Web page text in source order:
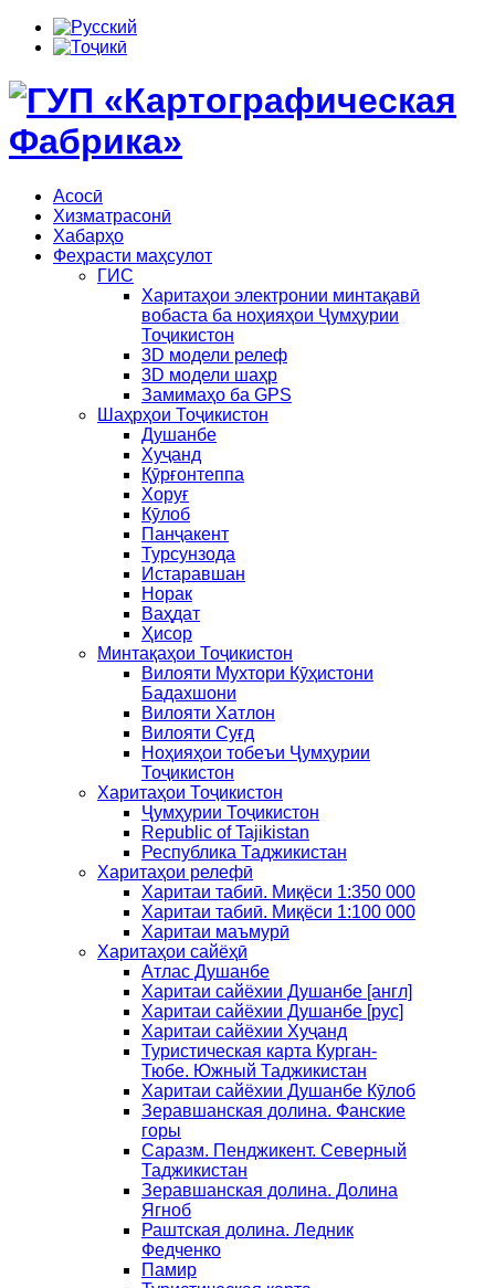
Асосӣ
Хизматрасонӣ
Хабарҳо
Феҳрасти маҳсулот
ГИС
Харитаҳои электронии минтақавӣ
вобаста ба ноҳияҳои Ҷумҳурии
Тоҷикистон
3D модели релеф
3D модели шаҳр
Замимаҳо ба GPS
Шаҳрҳои Тоҷикистон
Душанбе
Хуҷанд
Қӯрғонтеппа
Хоруғ
Кӯлоб
Панҷакент
Турсунзода
Истаравшан
Норак
Ваҳдат
Ҳисор
Минтақаҳои Тоҷикистон
Вилояти Мухтори Кӯҳистони
Бадахшони
Вилояти Хатлон
Вилояти Суғд
Ноҳияҳои тобеъи Ҷумҳурии
Тоҷикистон
Харитаҳои Тоҷикистон
Ҷумҳурии Тоҷикистон
Republic of Tajikistan
Республика Таджикистан
Харитаҳои релефӣ
Харитаи табиӣ. Миқёси 1:350 000
Харитаи табиӣ. Миқёси 1:100 000
Харитаи маъмурӣ
Харитаҳои сайёҳӣ
Атлас Душанбе
Харитаи сайёхии Душанбе [англ]
Харитаи сайёхии Душанбе [рус]
Харитаи сайёхии Хуҷанд
Туристическая карта Курган-
Тюбе. Южный Таджикистан
Харитаи сайёхии Душанбе Кӯлоб
Зеравшанская долина. Фанские
горы
Саразм. Пенджикент. Северный
Таджикистан
Зеравшанская долина. Долина
Ягноб
Раштская долина. Ледник
Федченко
Памир